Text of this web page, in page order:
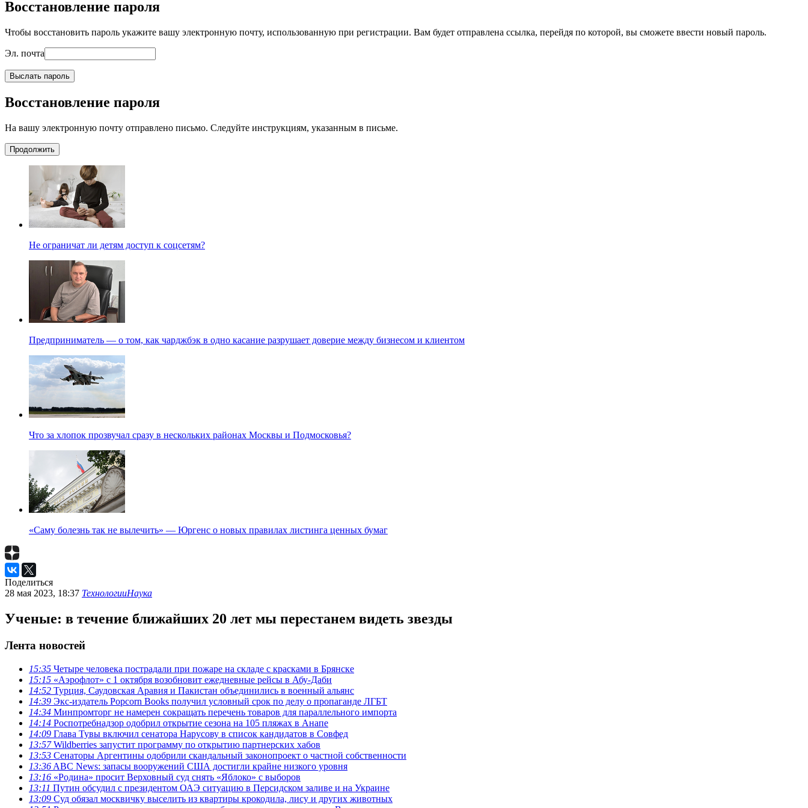
Восстановление пароля
Чтобы восстановить пароль укажите вашу электронную почту, использованную при регистрации. Вам будет отправлена ссылка, перейдя по которой, вы сможете ввести новый пароль.
Эл. почта
Выслать пароль
Восстановление пароля
На вашу электронную почту отправлено письмо. Следуйте инструкциям, указанным в письме.
Продолжить
Не ограничат ли детям доступ к соцсетям?
Предприниматель — о том, как чарджбэк в одно касание разрушает доверие между бизнесом и клиентом
Что за хлопок прозвучал сразу в нескольких районах Москвы и Подмосковья?
«Саму болезнь так не вылечить» — Юргенс о новых правилах листинга ценных бумаг
Поделиться
28 мая 2023, 18:37 ТехнологииНаука
Ученые: в течение ближайших 20 лет мы перестанем видеть звезды
Лента новостей
15:35 Четыре человека пострадали при пожаре на складе с красками в Брянске
15:15 «Аэрофлот» с 1 октября возобновит ежедневные рейсы в Абу-Даби
14:52 Турция, Саудовская Аравия и Пакистан объединились в военный альянс
14:39 Экс-издатель Popcorn Books получил условный срок по делу о пропаганде ЛГБТ
14:34 Минпромторг не намерен сокращать перечень товаров для параллельного импорта
14:14 Роспотребнадзор одобрил открытие сезона на 105 пляжах в Анапе
14:09 Глава Тувы включил сенатора Нарусову в список кандидатов в Совфед
13:57Wildberries запустит программу по открытию партнерских хабов
13:53 Сенаторы Аргентины одобрили скандальный законопроект о частной собственности
13:36 ABC News: запасы вооружений США достигли крайне низкого уровня
13:16 «Родина» просит Верховный суд снять «Яблоко» с выборов
13:11 Путин обсудил с президентом ОАЭ ситуацию в Персидском заливе и на Украине
13:09 Суд обязал москвичку выселить из квартиры крокодила, лису и других животных